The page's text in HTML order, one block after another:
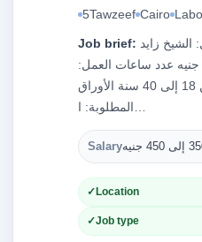
5Tawzeef Cairo
Job brief:
القبض اليومي: من 350 إلى 450 جنيه عدد ساعات العمل:
12 ساعة السن المطلوب: من 18 إلى 40 سنة الأوراق
Salary
Location
Job type